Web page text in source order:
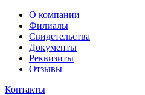
О компании
Филиалы
Свидетельства
Документы
Реквизиты
Отзывы
Контакты